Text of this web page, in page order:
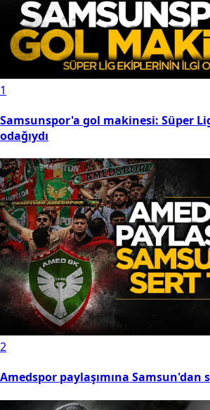
1
Samsunspor'a gol makinesi: Süper
odağıydı
2
Amedspor paylaşımına Samsun'dan